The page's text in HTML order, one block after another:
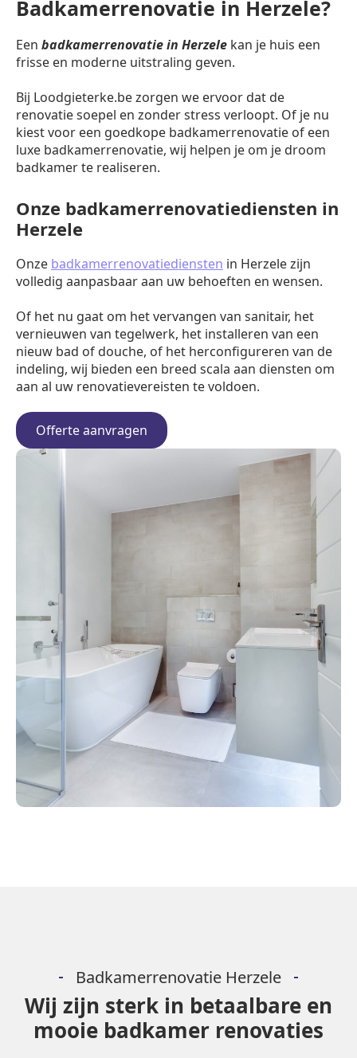
Badkamerrenovatie in Herzele?
Een badkamerrenovatie in Herzele kan je huis een
frisse en moderne uitstraling geven.
Bij Loodgieterke.be zorgen we ervoor dat de
renovatie soepel en zonder stress verloopt. Of je nu
kiest voor een goedkope badkamerrenovatie of een
luxe badkamerrenovatie, wij helpen je om je droom
badkamer te realiseren.
Onze badkamerrenovatiediensten in
Herzele
Onze badkamerrenovatiediensten in Herzele zijn
volledig aanpasbaar aan uw behoeften en wensen.
Of het nu gaat om het vervangen van sanitair, het
vernieuwen van tegelwerk, het installeren van een
nieuw bad of douche, of het herconfigureren van de
indeling, wij bieden een breed scala aan diensten om
aan al uw renovatievereisten te voldoen.
Offerte aanvragen
Badkamerrenovatie Herzele
Wij zijn sterk in betaalbare en
mooie badkamer renovaties